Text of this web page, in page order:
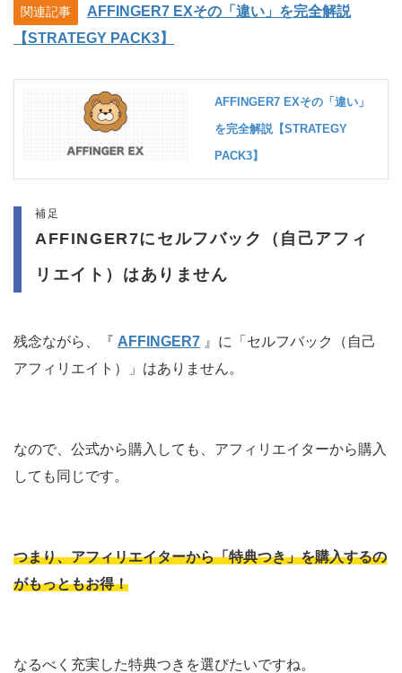
関連記事
AFFINGER7 EXその「違い」を完全解説
【STRATEGY PACK3】
AFFINGER7 EXその「違い」
を完全解説【STRATEGY
PACK3】
補足
AFFINGER7にセルフバック（自己アフィ
リエイト）はありません
残念ながら、『 AFFINGER7 』に「セルフバック（自己
アフィリエイト）」はありません。
なので、公式から購入しても、アフィリエイターから購入
しても同じです。
つまり、アフィリエイターから「特典つき」を購入するの
がもっともお得！
なるべく充実した特典つきを選びたいですね。